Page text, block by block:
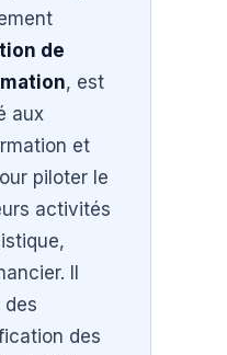
de
, est
aux
et
piloter le
activités
Il
des